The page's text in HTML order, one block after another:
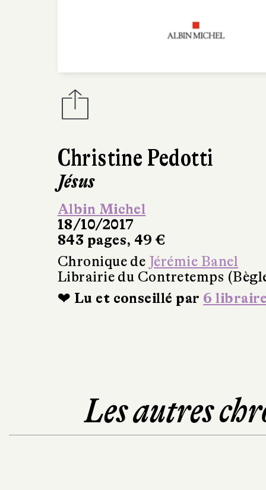
Christine Pedotti
Jésus
Albin Michel
18/10/2017
843 pages, 49 €
Chronique de Jérémie Banel
Librairie du Contretemps
❤ Lu et conseillé par 6
Les autres